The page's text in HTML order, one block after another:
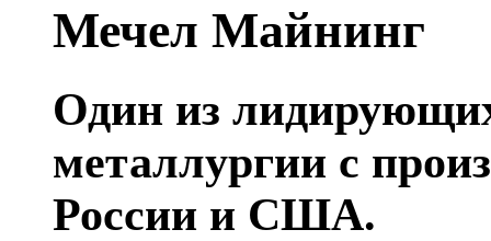
Мечел Майнинг
Один из
металлургии с
России и США.